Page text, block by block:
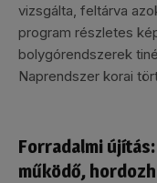
vizsgálta, feltárva
program részletes
bolygórendszerek
Naprendszer korai
Forradalmi
működő,